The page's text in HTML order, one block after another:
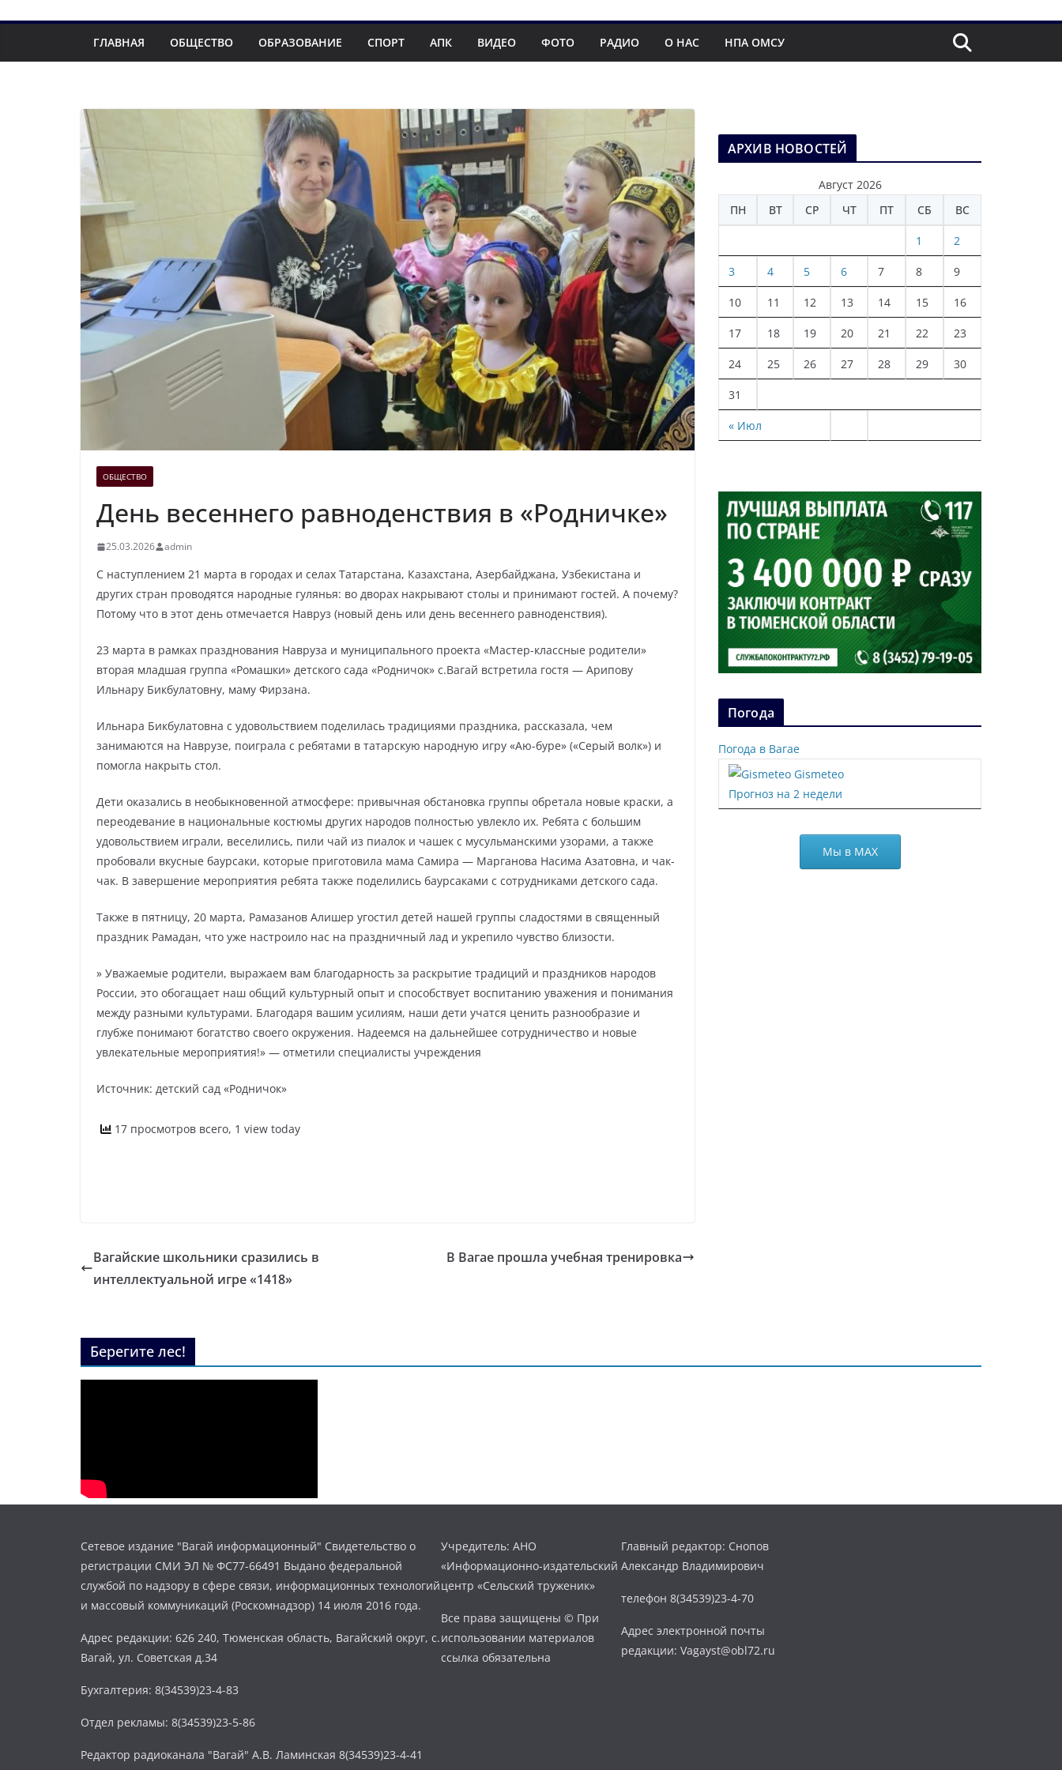
ГЛАВНАЯ ОБЩЕСТВО ОБРАЗОВАНИЕ СПОРТ АПК ВИДЕО ФОТО РАДИО О НАС НПА ОМСУ
ОБЩЕСТВО
День весеннего равноденствия в «Родничке»
25.03.2026 admin
С наступлением 21 марта в городах и селах Татарстана, Казахстана, Азербайджана, Узбекистана и
других стран проводятся народные гулянья: во дворах накрывают столы и принимают гостей. А почему?
Потому что в этот день отмечается Навруз (новый день или день весеннего равноденствия).
23 марта в рамках празднования Навруза и муниципального проекта «Мастер-классные родители»
вторая младшая группа «Ромашки» детского сада «Родничок» с.Вагай встретила гостя — Арипову
Ильнару Бикбулатовну, маму Фирзана.
Ильнара Бикбулатовна с удовольствием поделилась традициями праздника, рассказала, чем
занимаются на Наврузе, поиграла с ребятами в татарскую народную игру «Аю-буре» («Серый волк») и
помогла накрыть стол.
Дети оказались в необыкновенной атмосфере: привычная обстановка группы обретала новые краски, а
переодевание в национальные костюмы других народов полностью увлекло их. Ребята с большим
удовольствием играли, веселились, пили чай из пиалок и чашек с мусульманскими узорами, а также
пробовали вкусные баурсаки, которые приготовила мама Самира — Марганова Насима Азатовна, и чак-
чак. В завершение мероприятия ребята также поделились баурсаками с сотрудниками детского сада.
Также в пятницу, 20 марта, Рамазанов Алишер угостил детей нашей группы сладостями в священный
праздник Рамадан, что уже настроило нас на праздничный лад и укрепило чувство близости.
» Уважаемые родители, выражаем вам благодарность за раскрытие традиций и праздников народов
России, это обогащает наш общий культурный опыт и способствует воспитанию уважения и понимания
между разными культурами. Благодаря вашим усилиям, наши дети учатся ценить разнообразие и
глубже понимают богатство своего окружения. Надеемся на дальнейшее сотрудничество и новые
увлекательные мероприятия!» — отметили специалисты учреждения
Источник: детский сад «Родничок»
17 просмотров всего, 1 view today
Вагайские школьники сразились в
интеллектуальной игре «1418»
В Вагае прошла учебная тренировка
АРХИВ НОВОСТЕЙ
Август 2026
ПН
ВТ СР ЧТ ПТ СБ ВС
« Июл
1 2
3 4 5 6 7 8 9
10 11 12 13 14 15 16
17 18 19 20 21 22 23
24 25 26 27 28 29 30
31
Погода
Погода в Вагае
Gismeteo
Прогноз на 2 недели
Мы в МАХ
Берегите лес!
Сетевое издание "Вагай информационный" Свидетельство о
регистрации СМИ ЭЛ № ФС77-66491 Выдано федеральной
службой по надзору в сфере связи, информационных технологий
и массовый коммуникаций (Роскомнадзор) 14 июля 2016 года.
Адрес редакции: 626 240, Тюменская область, Вагайский округ, с.
Вагай, ул. Советская д.34
Бухгалтерия: 8(34539)23-4-83
Отдел рекламы: 8(34539)23-5-86
Редактор радиоканала "Вагай" А.В. Ламинская 8(34539)23-4-41
Учредитель: АНО
«Информационно-издательский
центр «Сельский труженик»
Все права защищены © При
использовании материалов
ссылка обязательна
Главный редактор: Снопов
Александр Владимирович
телефон 8(34539)23-4-70
Адрес электронной почты
редакции: Vagayst@obl72.ru